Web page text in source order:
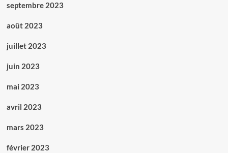
septembre 2023
août 2023
juillet 2023
juin 2023
mai 2023
avril 2023
mars 2023
février 2023